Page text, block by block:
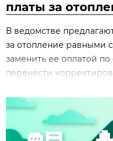
платы за
В ведомстве
за отопление равными
заменить ее оплатой по
перенести